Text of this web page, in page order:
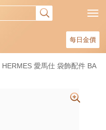
每日金價
HERMES 愛馬仕 袋飾配件 BA